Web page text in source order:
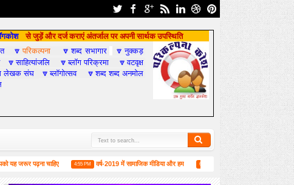
से जुड़ें और दर्ज कराएं अंतर्जाल पर अपनी सार्थक उपस्थिति
🔽परिकल्पना 🔽शब्द सभागार 🔽नुक्कड़
🔽साहित्यांजलि 🔽ब्लॉग परिक्रमा 🔽वटवृक्ष
लेखक संघ 🔽ब्लॉगोत्सव 🔽शब्द शब्द अनमोल
पढ़ना चाहिए 4:55 PM वर्ष-2019 में सामाजिक मीडिया और हम 6:52 PM लंदन में 1 जून को मिलने की उद्घोषणा के